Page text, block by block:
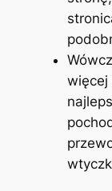
więcej